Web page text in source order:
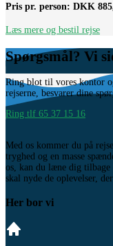
Pris pr. person: DKK
Læs mere og bestil rejse
Spørgsmål? Vi
Ring blot til vores kontor
rejserne, besvarer dine
Ring tlf 65 37 15 16
Med os kommer du på
tryghed og en masse
os, kan du læne dig
skal nyde de oplevelser,
Her bor vi